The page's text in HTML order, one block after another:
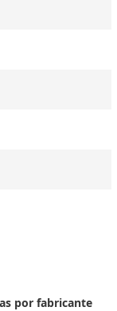
por fabricante